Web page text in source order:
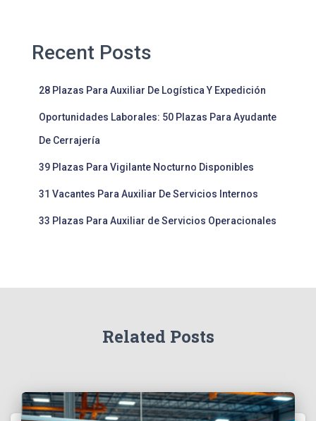
Recent Posts
28 Plazas Para Auxiliar De Logística Y Expedición
Oportunidades Laborales: 50 Plazas Para Ayudante
De Cerrajería
39 Plazas Para Vigilante Nocturno Disponibles
31 Vacantes Para Auxiliar De Servicios Internos
33 Plazas Para Auxiliar de Servicios Operacionales
Related Posts